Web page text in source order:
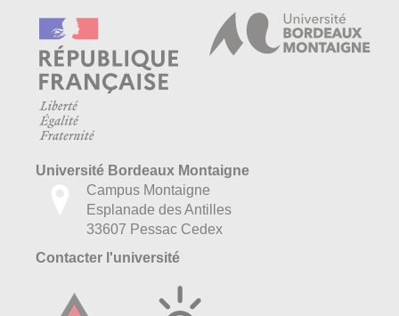
Université Bordeaux Montaigne
Campus Montaigne
Esplanade des Antilles
33607 Pessac Cedex
Contacter l'université